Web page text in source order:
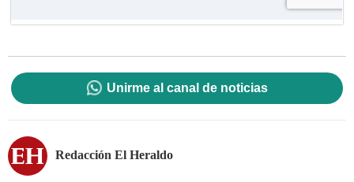
Unirme al canal de noticias
Redacción El Heraldo